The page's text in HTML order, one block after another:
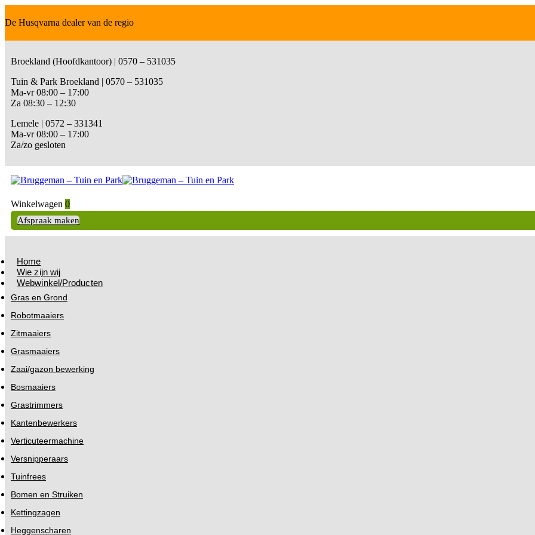
De Husqvarna dealer van de regio
Broekland (Hoofdkantoor) | 0570 – 531035
Tuin & Park Broekland | 0570 – 531035
Ma-vr 08:00 – 17:00
Za 08:30 – 12:30
Lemele | 0572 – 331341
Ma-vr 08:00 – 17:00
Za/zo gesloten
Winkelwagen 0
Afspraak maken
Home
Wie zijn wij
Webwinkel/Producten
Gras en Grond
Robotmaaiers
Zitmaaiers
Grasmaaiers
Zaai/gazon bewerking
Bosmaaiers
Grastrimmers
Kantenbewerkers
Verticuteermachine
Versnipperaars
Tuinfrees
Bomen en Struiken
Kettingzagen
Heggenscharen